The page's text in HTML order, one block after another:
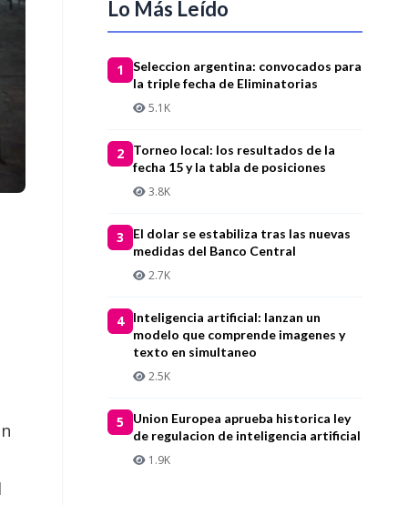
Lo Más Leído
1
Seleccion argentina: convocados para
la triple fecha de Eliminatorias
5.1K
2
Torneo local: los resultados de la
fecha 15 y la tabla de posiciones
3.8K
3
El dolar se estabiliza tras las nuevas
medidas del Banco Central
2.7K
4
Inteligencia artificial: lanzan un
modelo que comprende imagenes y
texto en simultaneo
2.5K
5
Union Europea aprueba historica ley
de regulacion de inteligencia artificial
1.9K